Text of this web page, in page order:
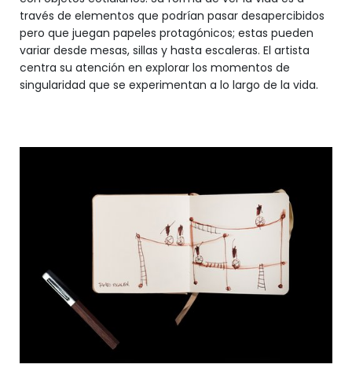
través de elementos que podrían pasar desapercibidos
pero que juegan papeles protagónicos; estas pueden
variar desde mesas, sillas y hasta escaleras. El artista
centra su atención en explorar los momentos de
singularidad que se experimentan a lo largo de la vida.